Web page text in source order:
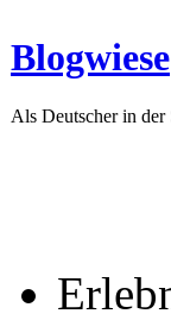
Blogwiese
Als Deutscher in der